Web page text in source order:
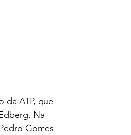
da ATP, que
Na
Gomes